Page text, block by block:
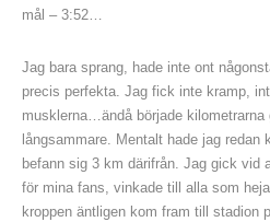
mål – 3:52…
Jag bara sprang, hade inte ont
precis perfekta. Jag fick inte kramp,
musklerna…ändå började kilometrarna
långsammare. Mentalt hade jag redan
befann sig 3 km därifrån. Jag gick vid
för mina fans, vinkade till alla som
kroppen äntligen kom fram till stadion